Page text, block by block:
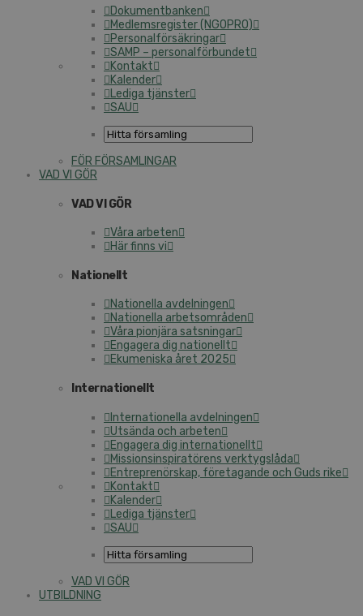
Dokumentbanken
Medlemsregister (NGOPRO)
Personalförsäkringar
SAMP – personalförbundet
Kontakt
Kalender
Lediga tjänster
SAU
FÖR FÖRSAMLINGAR
VAD VI GÖR
VAD VI GÖR
Våra arbeten
Här finns vi
Nationellt
Nationella avdelningen
Nationella arbetsområden
Våra pionjära satsningar
Engagera dig nationellt
Ekumeniska året 2025
Internationellt
Internationella avdelningen
Utsända och arbeten
Engagera dig internationellt
Missionsinspiratörens verktygslåda
Entreprenörskap, företagande och Guds rike
Kontakt
Kalender
Lediga tjänster
SAU
VAD VI GÖR
UTBILDNING